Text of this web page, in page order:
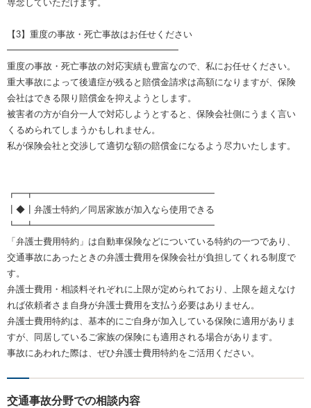
専念していただけます。
【3】重度の事故・死亡事故はお任せください
━━━━━━━━━━━━━━━━━━━
重度の事故・死亡事故の対応実績も豊富なので、私にお任せください。
重大事故によって後遺症が残ると賠償金請求は高額になりますが、保険
会社はできる限り賠償金を抑えようとします。
被害者の方が自分一人で対応しようとすると、保険会社側にうまく言い
くるめられてしまうかもしれません。
私が保険会社と交渉して適切な額の賠償金になるよう尽力いたします。
┏━┳━━━━━━━━━━━━━━━━━━━━
┃◆┃弁護士特約／同居家族が加入なら使用できる
┗━┻━━━━━━━━━━━━━━━━━━━━
「弁護士費用特約」は自動車保険などについている特約の一つであり、
交通事故にあったときの弁護士費用を保険会社が負担してくれる制度で
す。
弁護士費用・相談料それぞれに上限が定められており、上限を超えなけ
れば依頼者さま自身が弁護士費用を支払う必要はありません。
弁護士費用特約は、基本的にご自身が加入している保険に適用がありま
すが、同居しているご家族の保険にも適用される場合があります。
事故にあわれた際は、ぜひ弁護士費用特約をご活用ください。
交通事故分野での相談内容